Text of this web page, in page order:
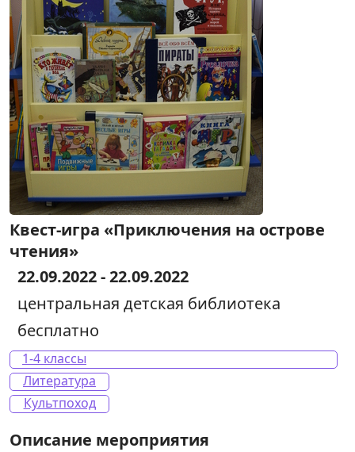
Квест-игра «Приключения на острове
чтения»
22.09.2022 - 22.09.2022
центральная детская библиотека
бесплатно
1-4 классы
Литература
Культпоход